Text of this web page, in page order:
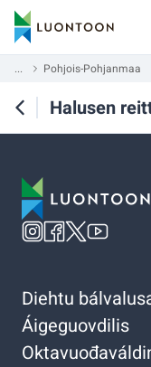
... Pohjois-Pohjanmaa
Halusen
Diehtu
Áigeguovdilis